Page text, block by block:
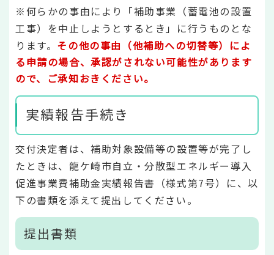
※何らかの事由により「補助事業（蓄電池の設置
工事）を中止しようとするとき」に行うものとな
ります。 その他の事由（他補助への切替等）によ
る申請の場合、承認がされない可能性があります
ので、ご承知おきください。
実績報告手続き
交付決定者は、補助対象設備等の設置等が完了し
たときは、龍ケ崎市自立・分散型エネルギー導入
促進事業費補助金実績報告書（様式第7号）に、以
下の書類を添えて提出してください。
提出書類